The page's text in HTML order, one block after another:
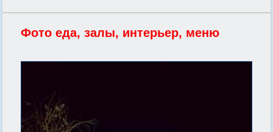
Фото еда, залы, интерьер, меню